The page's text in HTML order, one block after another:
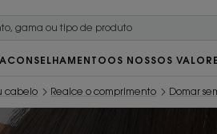
ACONSELHAMENTO OS NOSSOS
cabelo Realce o comprimento Domar